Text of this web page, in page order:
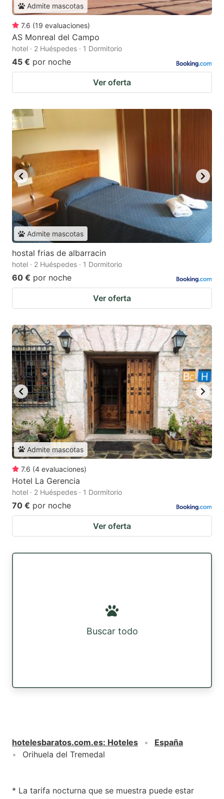
Admite mascotas
7.6 (19 evaluaciones)
AS Monreal del Campo
hotel · 2 Huéspedes · 1 Dormitorio
45 € por noche
Ver oferta
Admite mascotas
hostal frias de albarracin
hotel · 2 Huéspedes · 1 Dormitorio
60 € por noche
Ver oferta
Admite mascotas
7.6 (4 evaluaciones)
Hotel La Gerencia
hotel · 2 Huéspedes · 1 Dormitorio
70 € por noche
Ver oferta
Buscar todo
hotelesbaratos.com.es: Hoteles
España
Orihuela del Tremedal
* La tarifa nocturna que se muestra puede estar